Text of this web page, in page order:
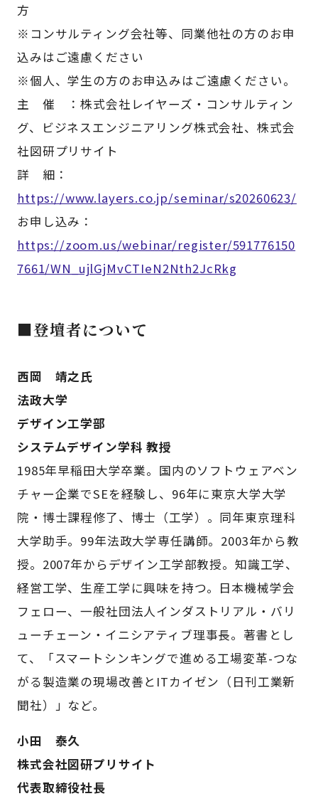
方
※コンサルティング会社等、同業他社の方のお申
込みはご遠慮ください
※個人、学生の方のお申込みはご遠慮ください。
主 催 ：株式会社レイヤーズ・コンサルティン
グ、ビジネスエンジニアリング株式会社、株式会
社図研プリサイト
詳 細：
https://www.layers.co.jp/seminar/s20260623/
お申し込み：
https://zoom.us/webinar/register/591776150
7661/WN_ujlGjMvCTIeN2Nth2JcRkg
■登壇者について
西岡 靖之氏
法政大学
デザイン工学部
システムデザイン学科 教授
1985年早稲田大学卒業。国内のソフトウェアベン
チャー企業でSEを経験し、96年に東京大学大学
院・博士課程修了、博士（工学）。同年東京理科
大学助手。99年法政大学専任講師。2003年から教
授。2007年からデザイン工学部教授。知識工学、
経営工学、生産工学に興味を持つ。日本機械学会
フェロー、一般社団法人インダストリアル・バリ
ューチェーン・イニシアティブ理事長。著書とし
て、「スマートシンキングで進める工場変革-つな
がる製造業の現場改善とITカイゼン（日刊工業新
聞社）」など。
小田 泰久
株式会社図研プリサイト
代表取締役社長